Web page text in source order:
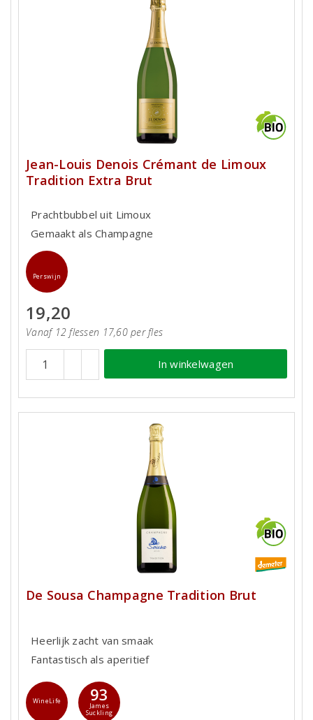
Jean-Louis Denois Crémant de Limoux
Tradition Extra Brut
Prachtbubbel uit Limoux
Gemaakt als Champagne
Perswijn
19,20
Vanaf 12 flessen 17,60 per fles
In winkelwagen
De Sousa Champagne Tradition Brut
Heerlijk zacht van smaak
Fantastisch als aperitief
WineLife 93
James
Suckling